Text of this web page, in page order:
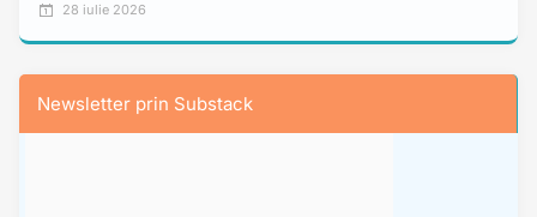
28 iulie 2026
Newsletter prin Substack